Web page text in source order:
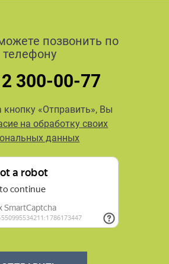
позвонить по
телефону
300-00-77
«Отправить», Вы
на обработку своих
данных